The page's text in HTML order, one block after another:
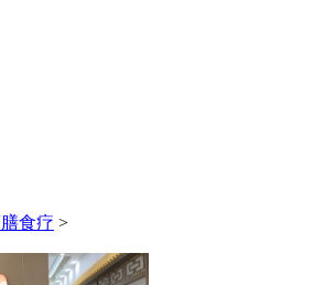
食疗 >